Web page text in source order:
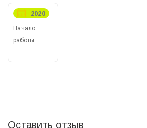
Начало
работы
2020
Оставить отзыв